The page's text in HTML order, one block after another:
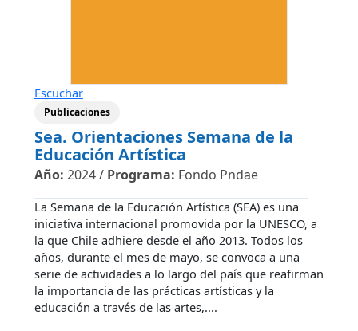
Escuchar
Publicaciones
Sea. Orientaciones Semana de la
Educación Artística
Año: 2024/ Programa: Fondo Pndae
La Semana de la Educación Artística (SEA) es una
iniciativa internacional promovida por la UNESCO, a
la que Chile adhiere desde el año 2013. Todos los
años, durante el mes de mayo, se convoca a una
serie de actividades a lo largo del país que reafirman
la importancia de las prácticas artísticas y la
educación a través de las artes,....